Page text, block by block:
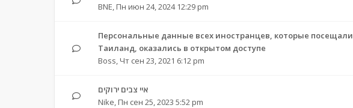
BNE, Пн июн 24, 2024 12:29 pm
Персональные данные всех иностранцев, которые посещали
Таиланд, оказались в открытом доступе
Boss, Чт сен 23, 2021 6:12 pm
איי צבים ירוקים
Nike, Пн сен 25, 2023 5:52 pm